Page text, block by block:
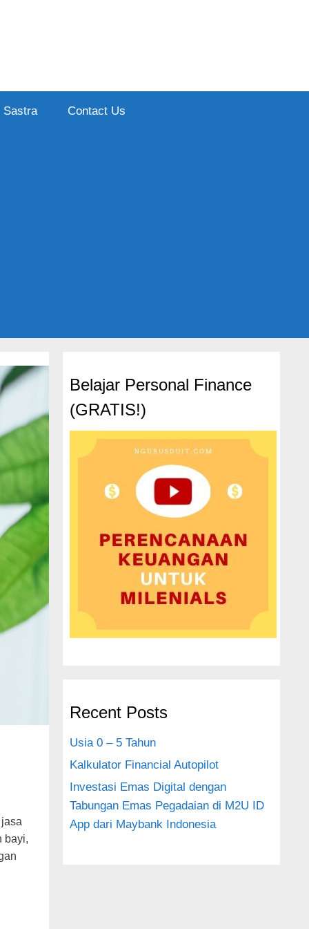
Sastra Contact Us
bayi,
Belajar Personal Finance
(GRATIS!)
Recent Posts
Usia 0 – 5 Tahun
Kalkulator Financial Autopilot
Investasi Emas Digital dengan
Tabungan Emas Pegadaian di M2U ID
App dari Maybank Indonesia